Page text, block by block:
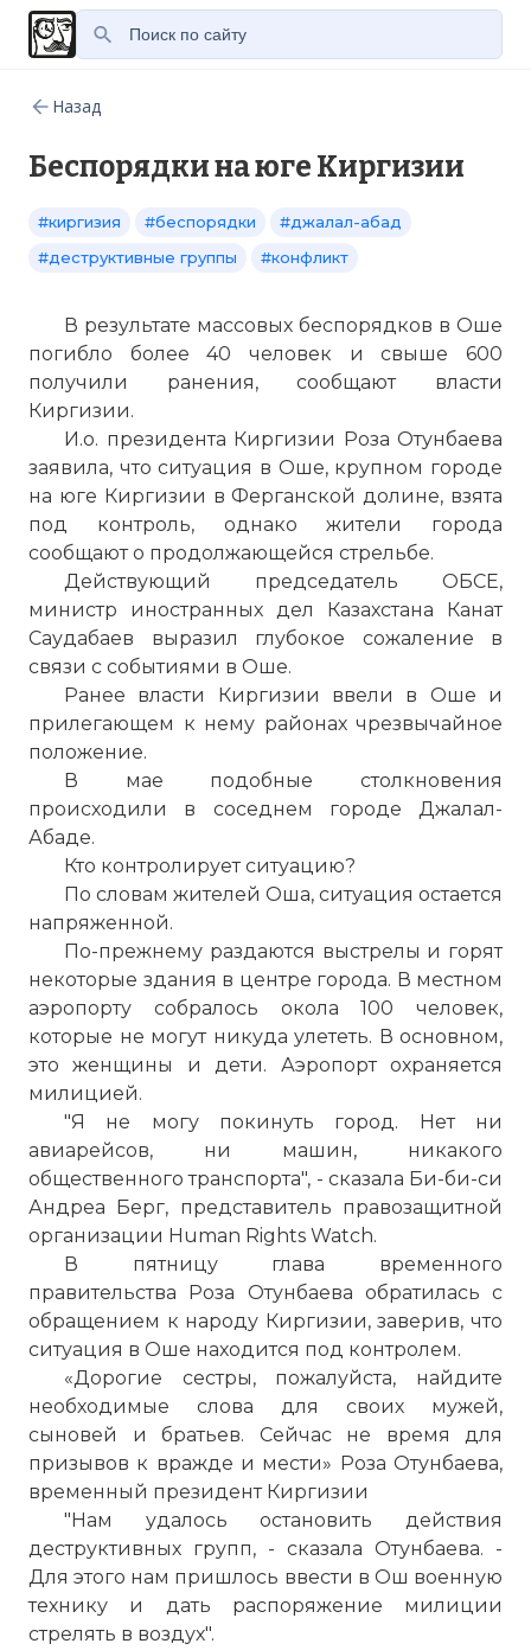
Назад
Беспорядки на юге Киргизии
#киргизия #беспорядки
#джалал-абад
#деструктивные группы
#конфликт
В результате массовых беспорядков в Оше
погибло более 40 человек и свыше 600
получили ранения, сообщают власти
Киргизии.
И.о. президента Киргизии Роза Отунбаева
заявила, что ситуация в Оше, крупном городе
на юге Киргизии в Ферганской долине, взята
под контроль, однако жители города
сообщают о продолжающейся стрельбе.
Действующий председатель ОБСЕ,
министр иностранных дел Казахстана Канат
Саудабаев выразил глубокое сожаление в
связи с событиями в Оше.
Ранее власти Киргизии ввели в Оше и
прилегающем к нему районах чрезвычайное
положение.
В мае подобные столкновения
происходили в соседнем городе Джалал-
Абаде.
Кто контролирует ситуацию?
По словам жителей Оша, ситуация остается
напряженной.
По-прежнему раздаются выстрелы и горят
некоторые здания в центре города. В местном
аэропорту собралось окола 100 человек,
которые не могут никуда улететь. В основном,
это женщины и дети. Аэропорт охраняется
милицией.
"Я не могу покинуть город. Нет ни
авиарейсов, ни машин, никакого
общественного транспорта", - сказала Би-би-си
Андреа Берг, представитель правозащитной
организации Human Rights Watch.
В пятницу глава временного
правительства Роза Отунбаева обратилась с
обращением к народу Киргизии, заверив, что
ситуация в Оше находится под контролем.
«Дорогие сестры, пожалуйста, найдите
необходимые слова для своих мужей,
сыновей и братьев. Сейчас не время для
призывов к вражде и мести» Роза Отунбаева,
временный президент Киргизии
"Нам удалось остановить действия
деструктивных групп, - сказала Отунбаева. -
Для этого нам пришлось ввести в Ош военную
технику и дать распоряжение милиции
стрелять в воздух".